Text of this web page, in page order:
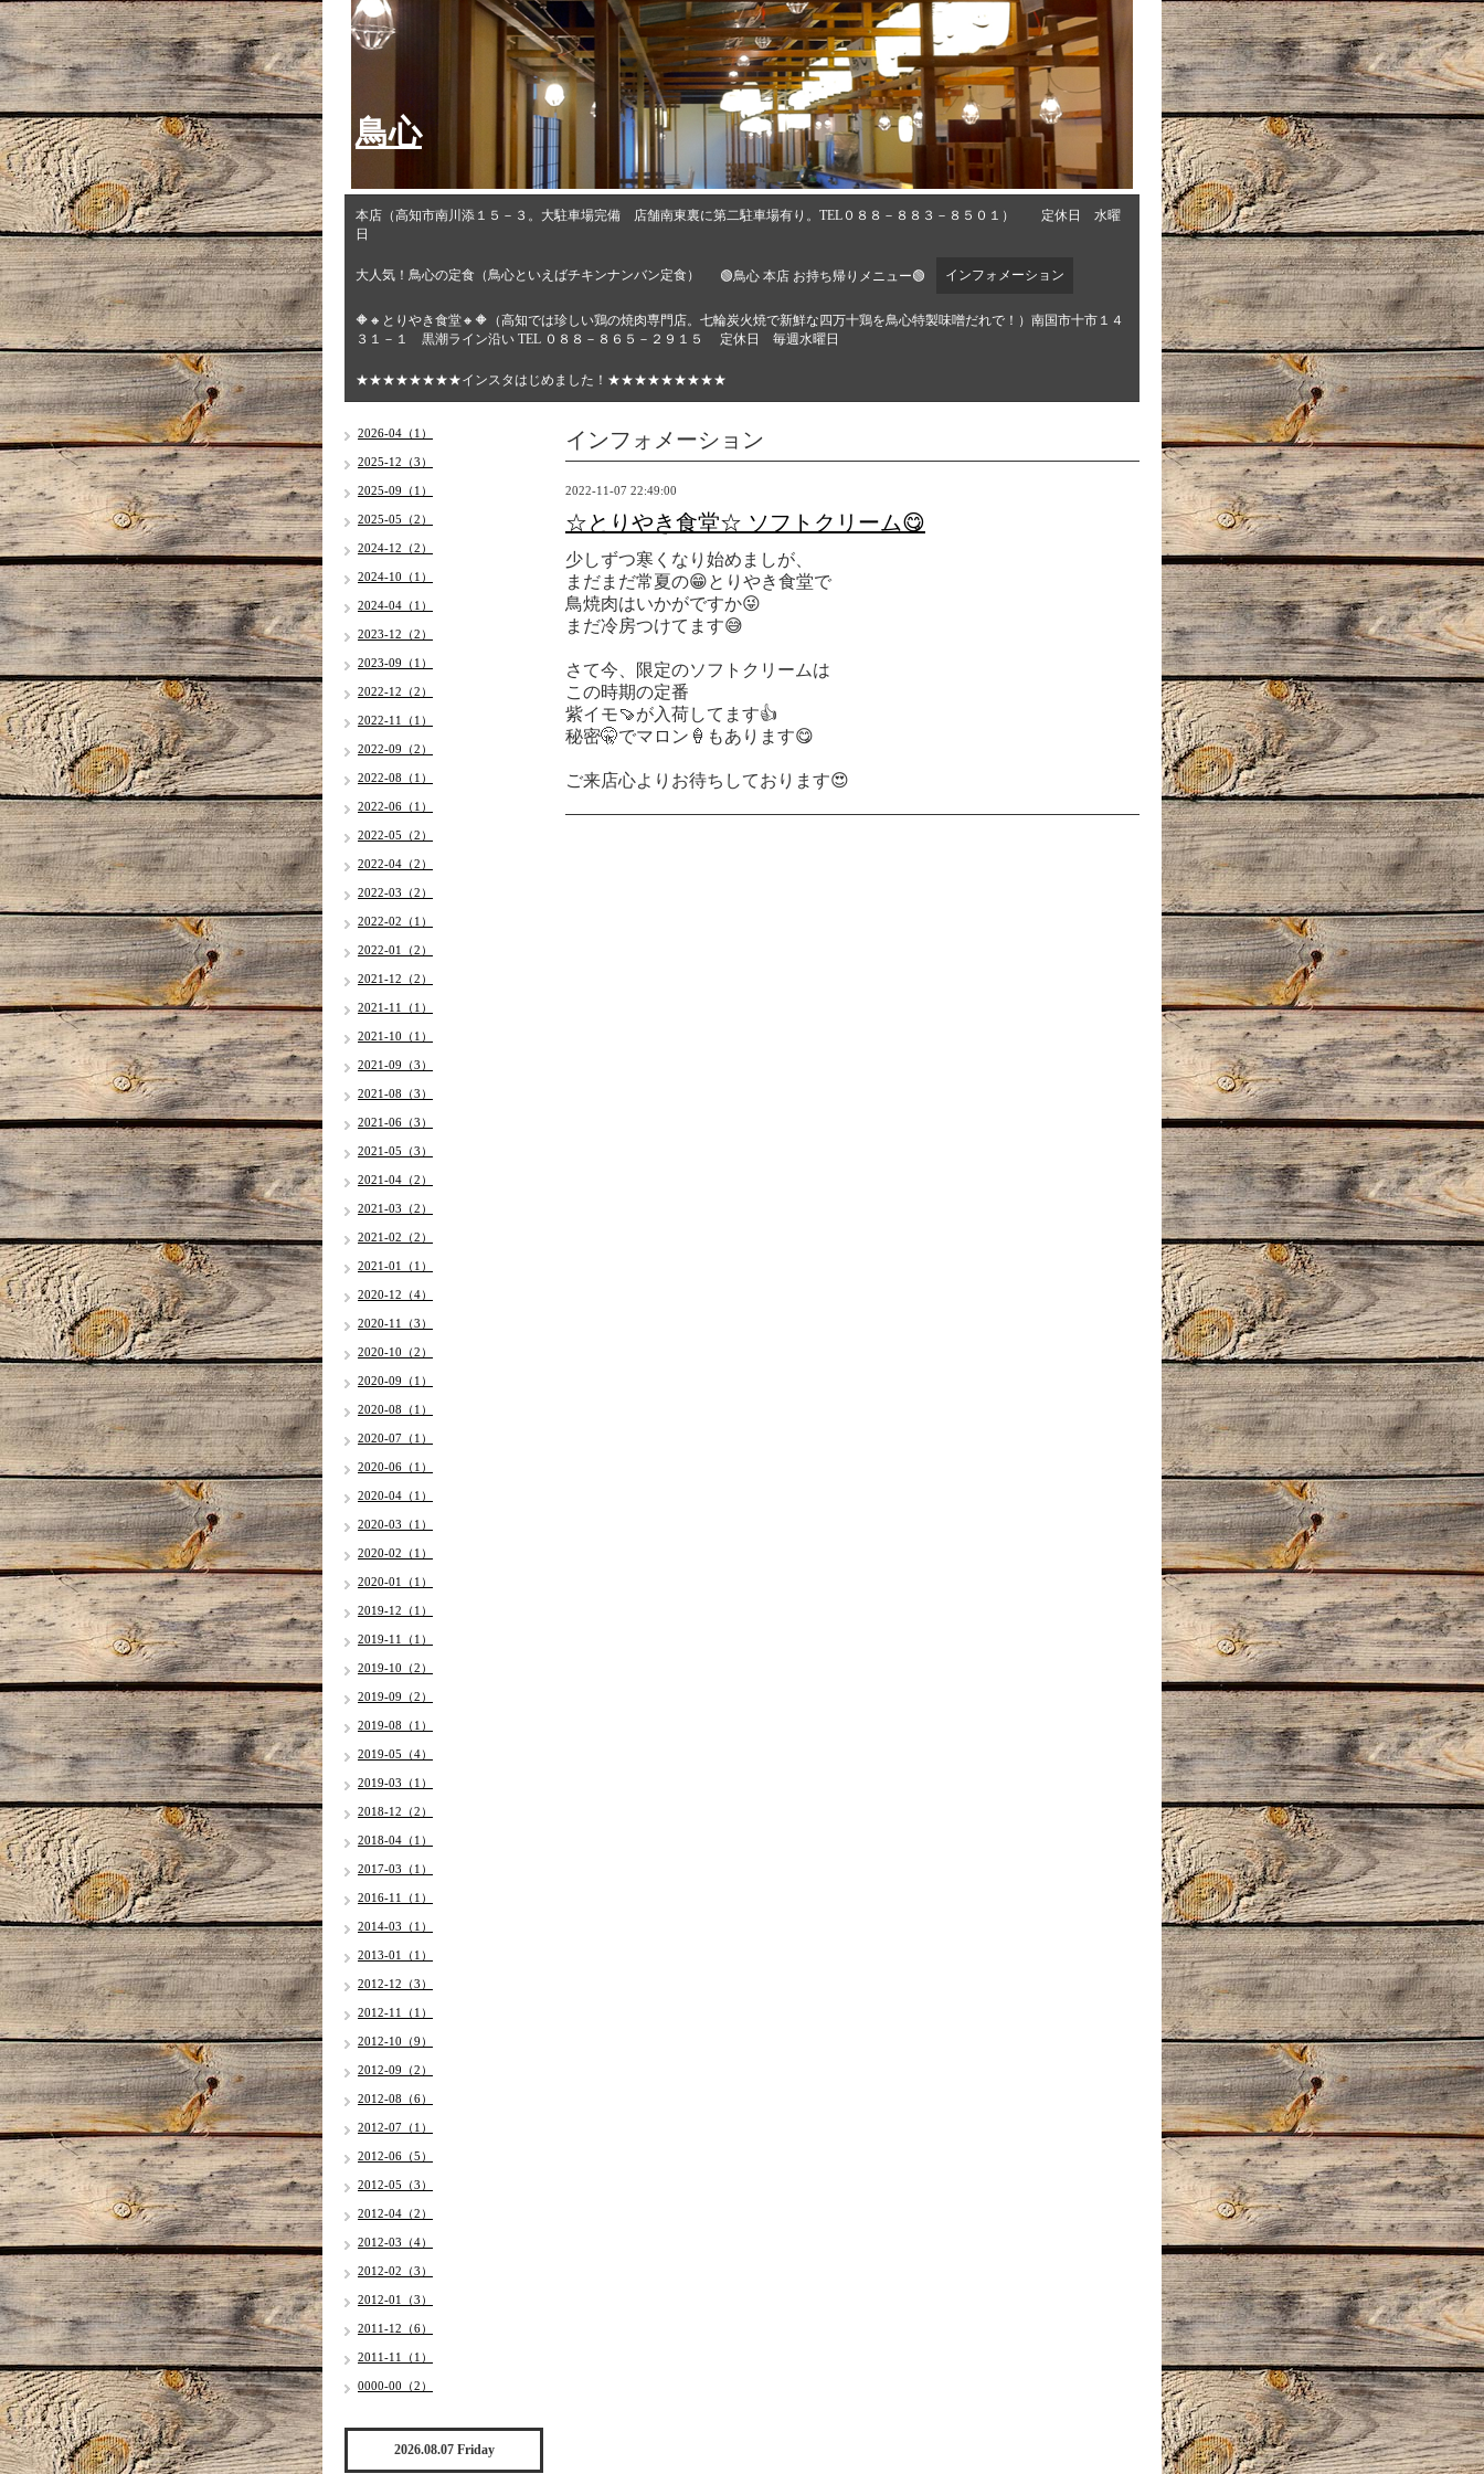
鳥心
本店（高知市南川添１５－３。大駐車場完備 店舗南東裏に第二駐車場有り。TEL０８８－８８３－８５０１） 定休日 水曜
日
大人気！鳥心の定食（鳥心といえばチキンナンバン定食） 🟢鳥心 本店 お持ち帰りメニュー🟢 インフォメーション
🔶🔸とりやき食堂🔸🔶（高知では珍しい鶏の焼肉専門店。七輪炭火焼で新鮮な四万十鶏を鳥心特製味噌だれで！）南国市十市１４
３１－１ 黒潮ライン沿い TEL ０８８－８６５－２９１５ 定休日 毎週水曜日
★★★★★★★★インスタはじめました！★★★★★★★★★
インフォメーション
2022-11-07 22:49:00
☆とりやき食堂☆ ソフトクリーム😋
少しずつ寒くなり始めましが、
まだまだ常夏の😁とりやき食堂で
鳥焼肉はいかがですか😜
まだ冷房つけてます😅
さて今、限定のソフトクリームは
この時期の定番
紫イモ🍠が入荷してます👍
秘密🤫でマロン🍦もあります😋
ご来店心よりお待ちしております😍
2026-04（1）
2025-12（3）
2025-09（1）
2025-05（2）
2024-12（2）
2024-10（1）
2024-04（1）
2023-12（2）
2023-09（1）
2022-12（2）
2022-11（1）
2022-09（2）
2022-08（1）
2022-06（1）
2022-05（2）
2022-04（2）
2022-03（2）
2022-02（1）
2022-01（2）
2021-12（2）
2021-11（1）
2021-10（1）
2021-09（3）
2021-08（3）
2021-06（3）
2021-05（3）
2021-04（2）
2021-03（2）
2021-02（2）
2021-01（1）
2020-12（4）
2020-11（3）
2020-10（2）
2020-09（1）
2020-08（1）
2020-07（1）
2020-06（1）
2020-04（1）
2020-03（1）
2020-02（1）
2020-01（1）
2019-12（1）
2019-11（1）
2019-10（2）
2019-09（2）
2019-08（1）
2019-05（4）
2019-03（1）
2018-12（2）
2018-04（1）
2017-03（1）
2016-11（1）
2014-03（1）
2013-01（1）
2012-12（3）
2012-11（1）
2012-10（9）
2012-09（2）
2012-08（6）
2012-07（1）
2012-06（5）
2012-05（3）
2012-04（2）
2012-03（4）
2012-02（3）
2012-01（3）
2011-12（6）
2011-11（1）
0000-00（2）
2026.08.07 Friday